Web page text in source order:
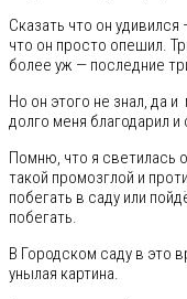
Сказать что он
что он просто опешил.
более уж — последние
Но он этого не знал, да
долго меня благодарил
Помню, что я светилась
такой промозглой и
побегать в саду или
побегать.
В Городском саду в это
унылая картина.